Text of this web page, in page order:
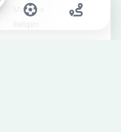
Mağaza